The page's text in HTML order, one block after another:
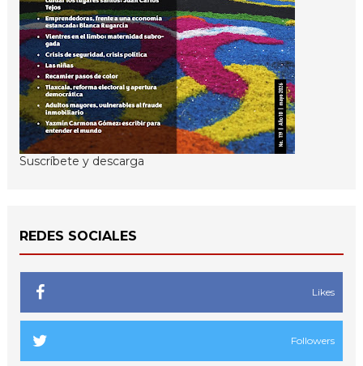
Suscríbete y descarga
REDES SOCIALES
Likes
Followers